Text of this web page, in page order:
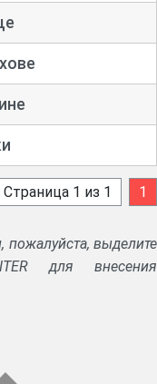
Страница 1 из 1 1
выделите
для внесения